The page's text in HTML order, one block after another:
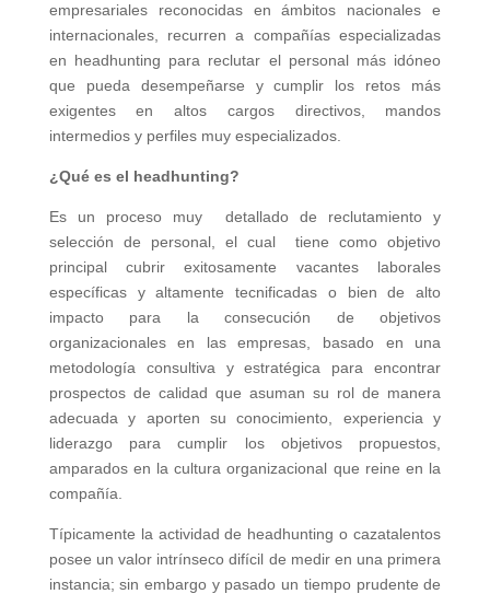
empresariales reconocidas en ámbitos nacionales e
internacionales, recurren a compañías especializadas
en headhunting para reclutar el personal más idóneo
que pueda desempeñarse y cumplir los retos más
exigentes en altos cargos directivos, mandos
intermedios y perfiles muy especializados.
¿Qué es el headhunting?
Es un proceso muy detallado de reclutamiento y
selección de personal, el cual tiene como objetivo
principal cubrir exitosamente vacantes laborales
específicas y altamente tecnificadas o bien de alto
impacto para la consecución de objetivos
organizacionales en las empresas, basado en una
metodología consultiva y estratégica para encontrar
prospectos de calidad que asuman su rol de manera
adecuada y aporten su conocimiento, experiencia y
liderazgo para cumplir los objetivos propuestos,
amparados en la cultura organizacional que reine en la
compañía.
Típicamente la actividad de headhunting o cazatalentos
posee un valor intrínseco difícil de medir en una primera
instancia; sin embargo y pasado un tiempo prudente de